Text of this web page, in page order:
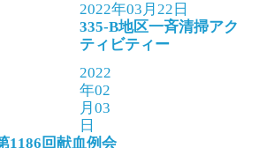
2022年03月22日
335-B地区一斉清掃アク
ティビティー
2022
年02
月03
日
1186回献血例会